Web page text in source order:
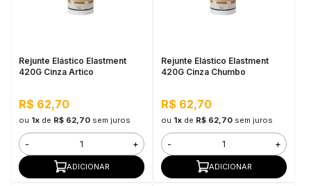
Rejunte Elástico Elastment
420G Cinza Artico
R$ 62,70
ou 1xde R$ 62,70 sem juros
- +
ADICIONAR
Rejunte Elástico Elastment
420G Cinza Chumbo
R$ 62,70
ou 1xde R$ 62,70 sem juros
- +
ADICIONAR